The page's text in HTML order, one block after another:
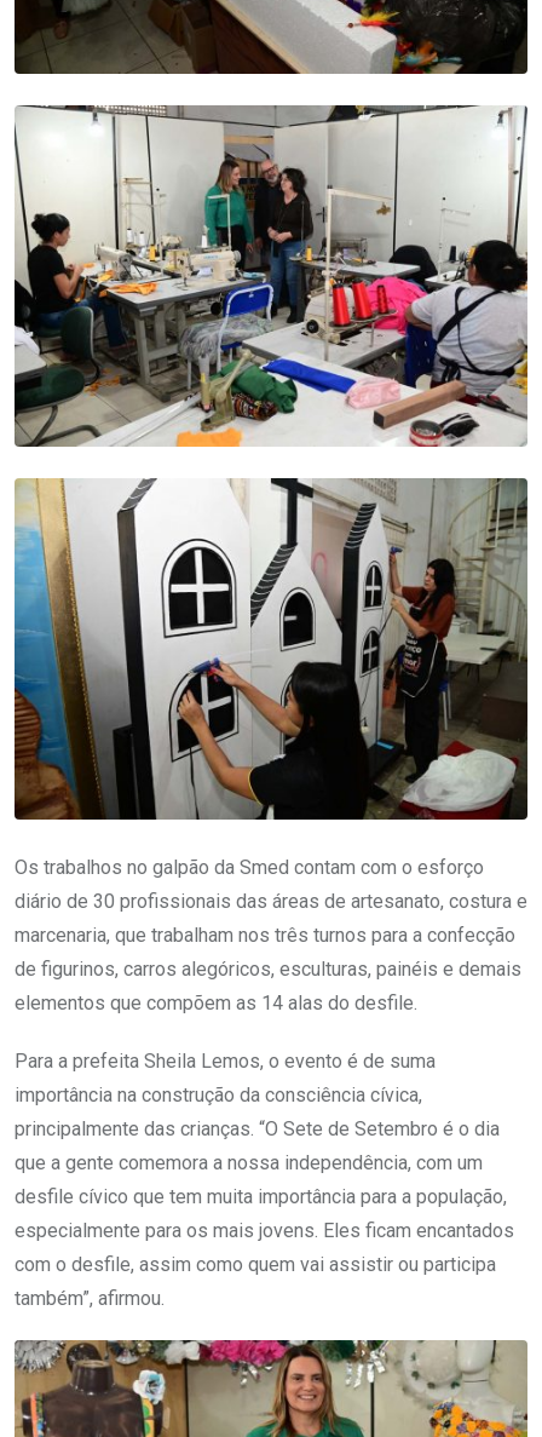
Os trabalhos no galpão da Smed contam com o esforço
diário de 30 profissionais das áreas de artesanato, costura e
marcenaria, que trabalham nos três turnos para a confecção
de figurinos, carros alegóricos, esculturas, painéis e demais
elementos que compõem as 14 alas do desfile.
Para a prefeita Sheila Lemos, o evento é de suma
importância na construção da consciência cívica,
principalmente das crianças. “O Sete de Setembro é o dia
que a gente comemora a nossa independência, com um
desfile cívico que tem muita importância para a população,
especialmente para os mais jovens. Eles ficam encantados
com o desfile, assim como quem vai assistir ou participa
também”, afirmou.